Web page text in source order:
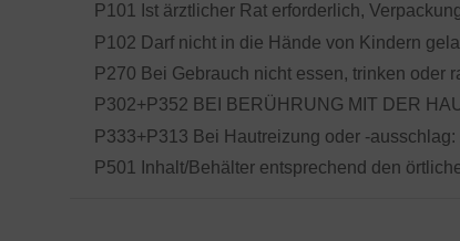
P101 Ist ärztlicher Rat erforderlich,
P102 Darf nicht in die Hände von Kindern
P270 Bei Gebrauch nicht essen, trinken oder
P302+P352 BEI BERÜHRUNG MIT DER
P333+P313 Bei Hautreizung oder -
P501 Inhalt/Behälter entsprechend den